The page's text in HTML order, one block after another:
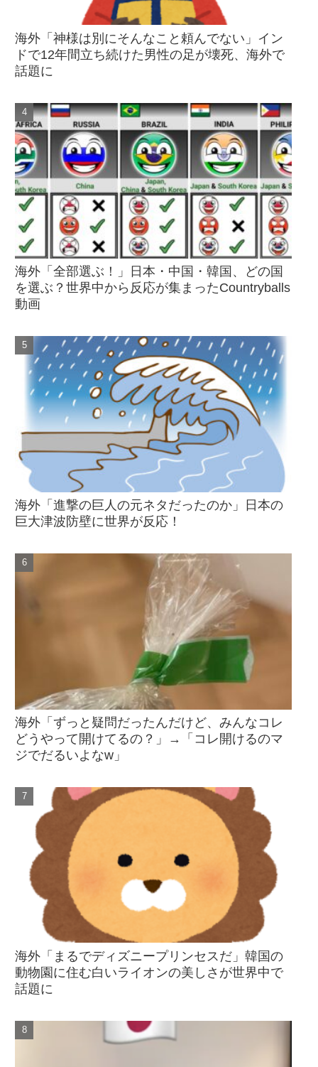
海外「神様は別にそんなこと頼んでない」イン
ドで12年間立ち続けた男性の足が壊死、海外で
話題に
海外「全部選ぶ！」日本・中国・韓国、どの国
を選ぶ？世界中から反応が集まったCountryballs
動画
海外「進撃の巨人の元ネタだったのか」日本の
巨大津波防壁に世界が反応！
海外「ずっと疑問だったんだけど、みんなコレ
どうやって開けてるの？」→「コレ開けるのマ
ジでだるいよなw」
海外「まるでディズニープリンセスだ」韓国の
動物園に住む白いライオンの美しさが世界中で
話題に